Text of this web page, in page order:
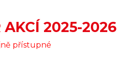
AKCÍ 2025-2026
přístupné